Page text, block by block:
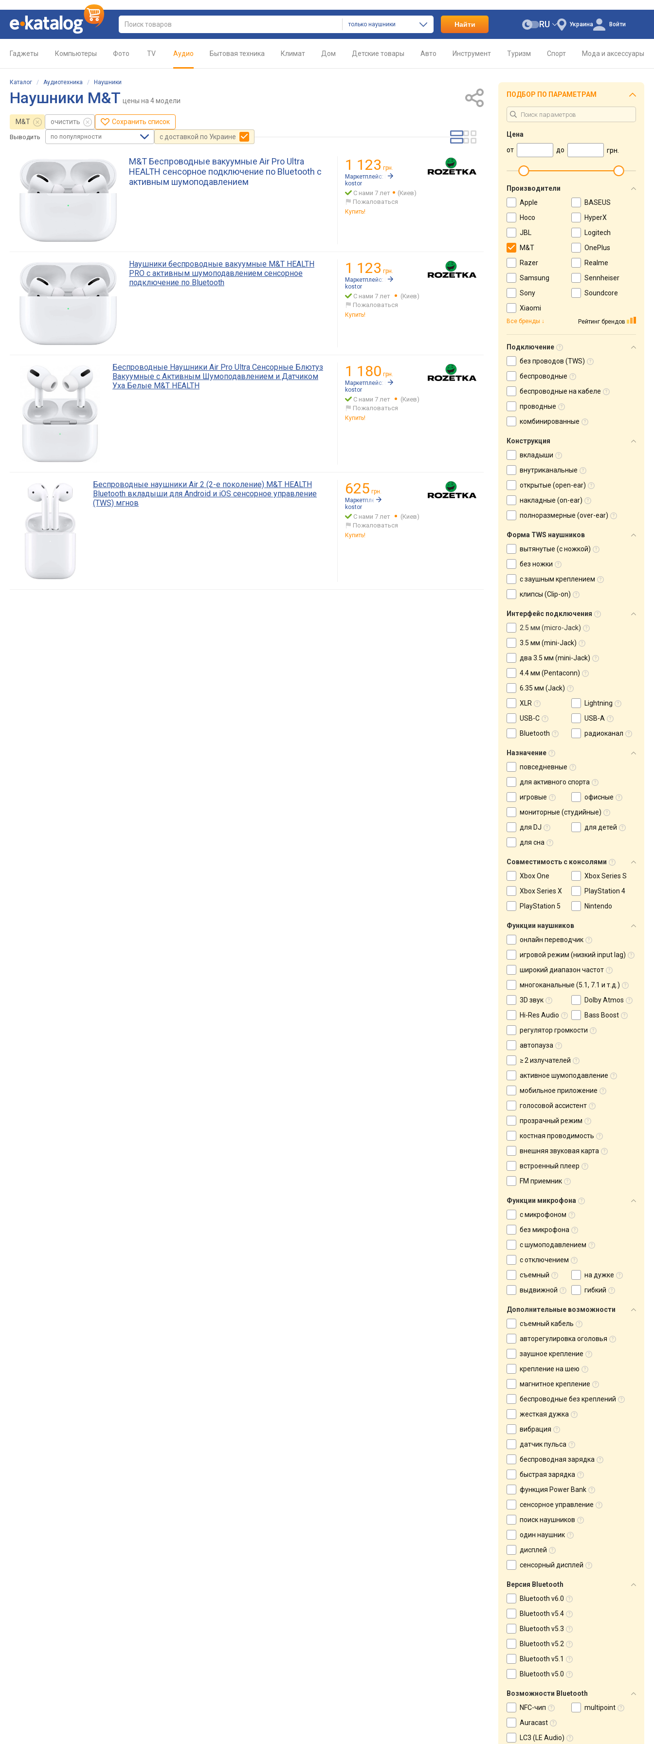
только наушники Найти Украина
RU Войти
Гаджеты Компьютеры Фото TV Аудио Бытовая техника Климат Дом Детские товары Авто Инструмент Туризм Спорт Мода и аксессуары
Каталог / Аудиотехника / Наушники
Наушники M&T цены на 4 модели
M&T очистить Сохранить список
Выводить по популярности с доставкой по Украине
M&T Беспроводные вакуумные Air Pro Ultra
HEALTH сенсорное подключение по Bluetooth с
активным шумоподавлением
1 123 грн.
Маркетплейс:
Rozetka.ua
kostor
С нами 7 лет
(Киев)
Пожаловаться
Купить!
Наушники беспроводные вакуумные M&T HEALTH
PRO с активным шумоподавлением сенсорное
подключение по Bluetooth
1 123 грн.
Маркетплейс:
Rozetka.ua
kostor
С нами 7 лет
(Киев)
Пожаловаться
Купить!
Беспроводные Наушники Air Pro Ultra Сенсорные Блютуз
Вакуумные с Активным Шумоподавлением и Датчиком
Уха Белые M&T HEALTH
1 180 грн.
Маркетплейс:
Rozetka.ua
kostor
С нами 7 лет
(Киев)
Пожаловаться
Купить!
Беспроводные наушники Air 2 (2-е поколение) M&T HEALTH
Bluetooth вкладыши для Android и iOS сенсорное управление
(TWS) мгнов
625 грн.
Маркетплейс:
kostor
С нами 7 лет
(Киев)
Пожаловаться
Купить!
ПОДБОР ПО ПАРАМЕТРАМ
Цена
от
до грн.
Производители
Apple
BASEUS
Hoco
HyperX
JBL
Logitech
M&T
OnePlus
Razer
Realme
Samsung
Sennheiser
Sony
Soundcore
Xiaomi
Рейтинг брендов
Все бренды
Подключение
без проводов (TWS)
беспроводные
беспроводные на кабеле
проводные
комбинированные
Конструкция
вкладыши
внутриканальные
открытые (open-ear)
накладные (on-ear)
полноразмерные (over-ear)
Форма TWS наушников
вытянутые (с ножкой)
без ножки
с заушным креплением
клипсы (Clip-on)
Интерфейс подключения
2.5 мм (micro-Jack)
3.5 мм (mini-Jack)
два 3.5 мм (mini-Jack)
4.4 мм (Pentaconn)
6.35 мм (Jack)
XLR
Lightning
USB-C
USB-A
Bluetooth
радиоканал
Назначение
повседневные
для активного спорта
игровые
офисные
мониторные (студийные)
для DJ
для детей
для сна
Совместимость с консолями
Xbox One
Xbox Series S
Xbox Series X
PlayStation 4
PlayStation 5
Nintendo
Функции наушников
онлайн переводчик
игровой режим (низкий input lag)
широкий диапазон частот
многоканальные (5.1, 7.1 и т.д.)
3D звук
Dolby Atmos
Hi-Res Audio
Bass Boost
регулятор громкости
автопауза
≥ 2 излучателей
активное шумоподавление
мобильное приложение
голосовой ассистент
прозрачный режим
костная проводимость
внешняя звуковая карта
встроенный плеер
FM приемник
Функции микрофона
с микрофоном
без микрофона
с шумоподавлением
с отключением
съемный
на дужке
выдвижной
гибкий
Дополнительные возможности
съемный кабель
авторегулировка оголовья
заушное крепление
крепление на шею
магнитное крепление
беспроводные без креплений
жесткая дужка
вибрация
датчик пульса
беспроводная зарядка
быстрая зарядка
функция Power Bank
сенсорное управление
поиск наушников
один наушник
дисплей
сенсорный дисплей
Версия Bluetooth
Bluetooth v6.0
Bluetooth v5.4
Bluetooth v5.3
Bluetooth v5.2
Bluetooth v5.1
Bluetooth v5.0
Возможности Bluetooth
NFC-чип
multipoint
Auracast
LC3 (LE Audio)